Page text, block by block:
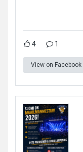
4 1
View on Facebook